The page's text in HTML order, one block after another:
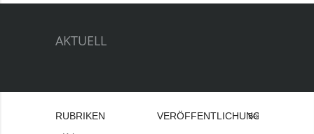
AKTUELL
RUBRIKEN
VERÖFFENTLICHUNGEN
Bei